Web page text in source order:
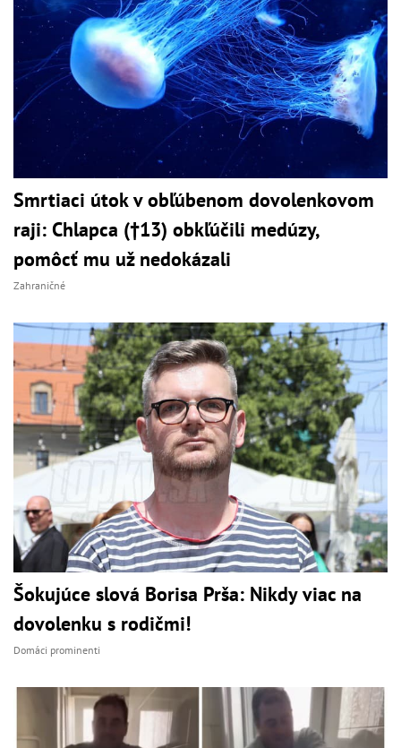
Smrtiaci útok v obľúbenom dovolenkovom
raji: Chlapca (†13) obkľúčili medúzy,
pomôcť mu už nedokázali
Zahraničné
Šokujúce slová Borisa Prša: Nikdy viac na
dovolenku s rodičmi!
Domáci prominenti